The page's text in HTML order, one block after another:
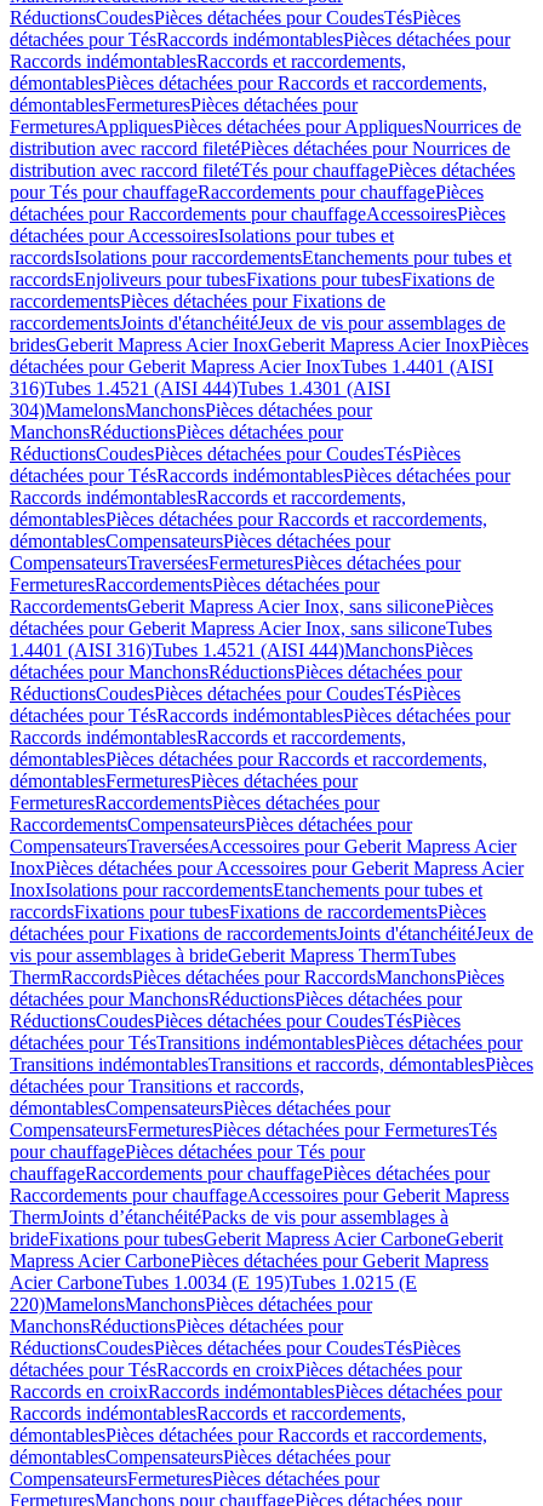
RéductionsCoudesPièces détachées pour CoudesTésPièces
détachées pour TésRaccords indémontablesPièces détachées pour
Raccords indémontablesRaccords et raccordements,
démontablesPièces détachées pour Raccords et raccordements,
démontablesFermeturesPièces détachées pour
FermeturesAppliquesPièces détachées pour AppliquesNourrices de
distribution avec raccord filetéPièces détachées pour Nourrices de
distribution avec raccord filetéTés pour chauffagePièces détachées
pour Tés pour chauffageRaccordements pour chauffagePièces
détachées pour Raccordements pour chauffageAccessoiresPièces
détachées pour AccessoiresIsolations pour tubes et
raccordsIsolations pour raccordementsEtanchements pour tubes et
raccordsEnjoliveurs pour tubesFixations pour tubesFixations de
raccordementsPièces détachées pour Fixations de
raccordementsJoints d'étanchéitéJeux de vis pour assemblages de
bridesGeberit Mapress Acier InoxGeberit Mapress Acier InoxPièces
détachées pour Geberit Mapress Acier InoxTubes 1.4401 (AISI
316)Tubes 1.4521 (AISI 444)Tubes 1.4301 (AISI
304)MamelonsManchonsPièces détachées pour
ManchonsRéductionsPièces détachées pour
RéductionsCoudesPièces détachées pour CoudesTésPièces
détachées pour TésRaccords indémontablesPièces détachées pour
Raccords indémontablesRaccords et raccordements,
démontablesPièces détachées pour Raccords et raccordements,
démontablesCompensateursPièces détachées pour
CompensateursTraverséesFermeturesPièces détachées pour
FermeturesRaccordementsPièces détachées pour
RaccordementsGeberit Mapress Acier Inox, sans siliconePièces
détachées pour Geberit Mapress Acier Inox, sans siliconeTubes
1.4401 (AISI 316)Tubes 1.4521 (AISI 444)ManchonsPièces
détachées pour ManchonsRéductionsPièces détachées pour
RéductionsCoudesPièces détachées pour CoudesTésPièces
détachées pour TésRaccords indémontablesPièces détachées pour
Raccords indémontablesRaccords et raccordements,
démontablesPièces détachées pour Raccords et raccordements,
démontablesFermeturesPièces détachées pour
FermeturesRaccordementsPièces détachées pour
RaccordementsCompensateursPièces détachées pour
CompensateursTraverséesAccessoires pour Geberit Mapress Acier
InoxPièces détachées pour Accessoires pour Geberit Mapress Acier
InoxIsolations pour raccordementsEtanchements pour tubes et
raccordsFixations pour tubesFixations de raccordementsPièces
détachées pour Fixations de raccordementsJoints d'étanchéitéJeux de
vis pour assemblages à brideGeberit Mapress ThermTubes
ThermRaccordsPièces détachées pour RaccordsManchonsPièces
détachées pour ManchonsRéductionsPièces détachées pour
RéductionsCoudesPièces détachées pour CoudesTésPièces
détachées pour TésTransitions indémontablesPièces détachées pour
Transitions indémontablesTransitions et raccords, démontablesPièces
détachées pour Transitions et raccords,
démontablesCompensateursPièces détachées pour
CompensateursFermeturesPièces détachées pour FermeturesTés
pour chauffagePièces détachées pour Tés pour
chauffageRaccordements pour chauffagePièces détachées pour
Raccordements pour chauffageAccessoires pour Geberit Mapress
ThermJoints d’étanchéitéPacks de vis pour assemblages à
brideFixations pour tubesGeberit Mapress Acier CarboneGeberit
Mapress Acier CarbonePièces détachées pour Geberit Mapress
Acier CarboneTubes 1.0034 (E 195)Tubes 1.0215 (E
220)MamelonsManchonsPièces détachées pour
ManchonsRéductionsPièces détachées pour
RéductionsCoudesPièces détachées pour CoudesTésPièces
détachées pour TésRaccords en croixPièces détachées pour
Raccords en croixRaccords indémontablesPièces détachées pour
Raccords indémontablesRaccords et raccordements,
démontablesPièces détachées pour Raccords et raccordements,
démontablesCompensateursPièces détachées pour
CompensateursFermeturesPièces détachées pour
FermeturesManchons pour chauffagePièces détachées pour